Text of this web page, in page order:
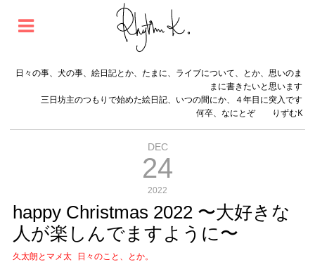
日々の事、犬の事、絵日記とか、たまに、ライブについて、とか、思いのま
まに書きたいと思います
三日坊主のつもりで始めた絵日記、いつの間にか、４年目に突入です
何卒、なにとぞ りずむK
DEC
24
2022
happy Christmas 2022 〜大好きな
人が楽しんでますように〜
久太朗とマメ太 日々のこと、とか。